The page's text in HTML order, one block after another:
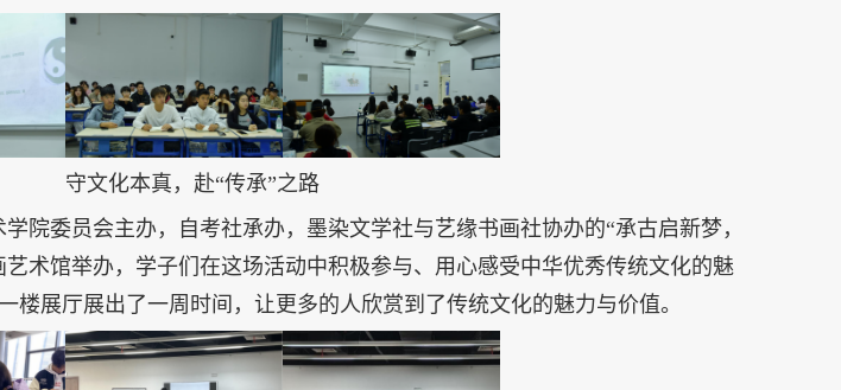
守文化本真，赴“传承”之路
院委员会主办，自考社承办，墨染文学社与艺缘书画社协办的“承古启新梦，
术馆举办，学子们在这场活动中积极参与、用心感受中华优秀传统文化的魅
楼展厅展出了一周时间，让更多的人欣赏到了传统文化的魅力与价值。